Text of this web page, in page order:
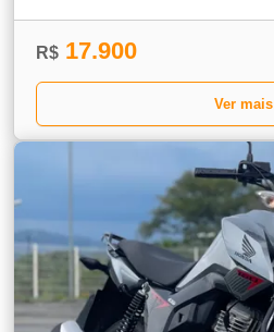
R$ 17.900
Ver mais